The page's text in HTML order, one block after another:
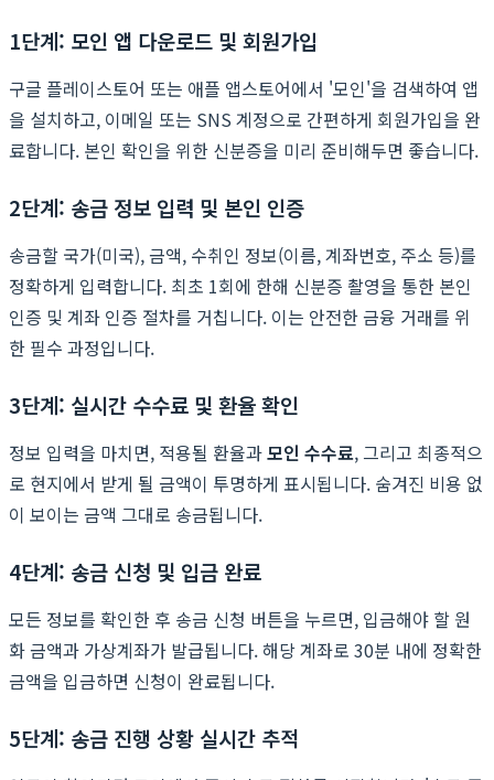
1단계: 모인 앱 다운로드 및 회원가입
구글 플레이스토어 또는 애플 앱스토어에서 '모인'을 검색하여 앱
을 설치하고, 이메일 또는 SNS 계정으로 간편하게 회원가입을 완
료합니다. 본인 확인을 위한 신분증을 미리 준비해두면 좋습니다.
2단계: 송금 정보 입력 및 본인 인증
송금할 국가(미국), 금액, 수취인 정보(이름, 계좌번호, 주소 등)를
정확하게 입력합니다. 최초 1회에 한해 신분증 촬영을 통한 본인
인증 및 계좌 인증 절차를 거칩니다. 이는 안전한 금융 거래를 위
한 필수 과정입니다.
3단계: 실시간 수수료 및 환율 확인
정보 입력을 마치면, 적용될 환율과모인 수수료, 그리고 최종적으
로 현지에서 받게 될 금액이 투명하게 표시됩니다. 숨겨진 비용 없
이 보이는 금액 그대로 송금됩니다.
4단계: 송금 신청 및 입금 완료
모든 정보를 확인한 후 송금 신청 버튼을 누르면, 입금해야 할 원
화 금액과 가상계좌가 발급됩니다. 해당 계좌로 30분 내에 정확한
금액을 입금하면 신청이 완료됩니다.
5단계: 송금 진행 상황 실시간 추적